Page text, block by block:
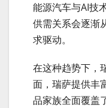
能源汽车与AI技
供需关系会逐渐
求驱动。
在这种趋势下，
面，瑞萨提供丰
品家族全面覆盖